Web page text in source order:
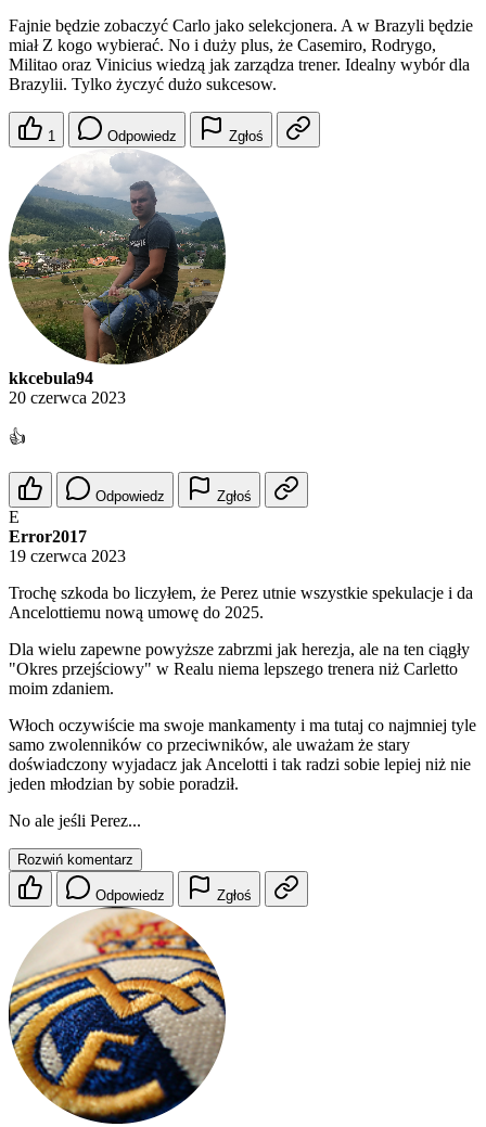
Fajnie będzie zobaczyć Carlo jako selekcjonera. A w Brazyli będzie
miał Z kogo wybierać. No i duży plus, że Casemiro, Rodrygo,
Militao oraz Vinicius wiedzą jak zarządza trener. Idealny wybór dla
Brazylii. Tylko życzyć dużo sukcesow.
1 Odpowiedz Zgłoś
kkcebula94
20 czerwca 2023
👍
Odpowiedz Zgłoś
E
Error2017
19 czerwca 2023
Trochę szkoda bo liczyłem, że Perez utnie wszystkie spekulacje i da
Ancelottiemu nową umowę do 2025.
Dla wielu zapewne powyższe zabrzmi jak herezja, ale na ten ciągły
"Okres przejściowy" w Realu niema lepszego trenera niż Carletto
moim zdaniem.
Włoch oczywiście ma swoje mankamenty i ma tutaj co najmniej tyle
samo zwolenników co przeciwników, ale uważam że stary
doświadczony wyjadacz jak Ancelotti i tak radzi sobie lepiej niż nie
jeden młodzian by sobie poradził.
No ale jeśli Perez...
Rozwiń komentarz
Odpowiedz Zgłoś